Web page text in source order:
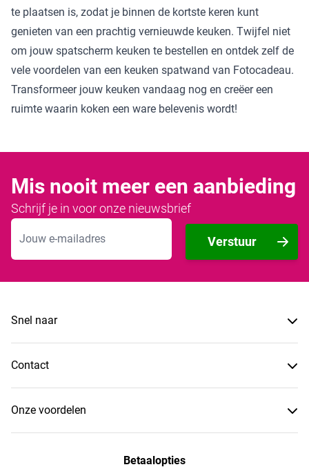
te plaatsen is, zodat je binnen de kortste keren kunt
genieten van een prachtig vernieuwde keuken. Twijfel niet
om jouw spatscherm keuken te bestellen en ontdek zelf de
vele voordelen van een keuken spatwand van Fotocadeau.
Transformeer jouw keuken vandaag nog en creëer een
ruimte waarin koken een ware belevenis wordt!
Mis nooit meer een aanbieding
Schrijf je in voor onze nieuwsbrief
E-mailadres
Verstuur
Snel naar
Contact
Onze voordelen
Betaalopties